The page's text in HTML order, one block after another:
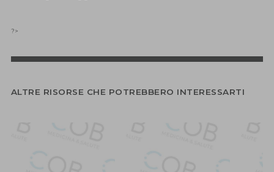
?>
ALTRE RISORSE CHE POTREBBERO INTERESSARTI